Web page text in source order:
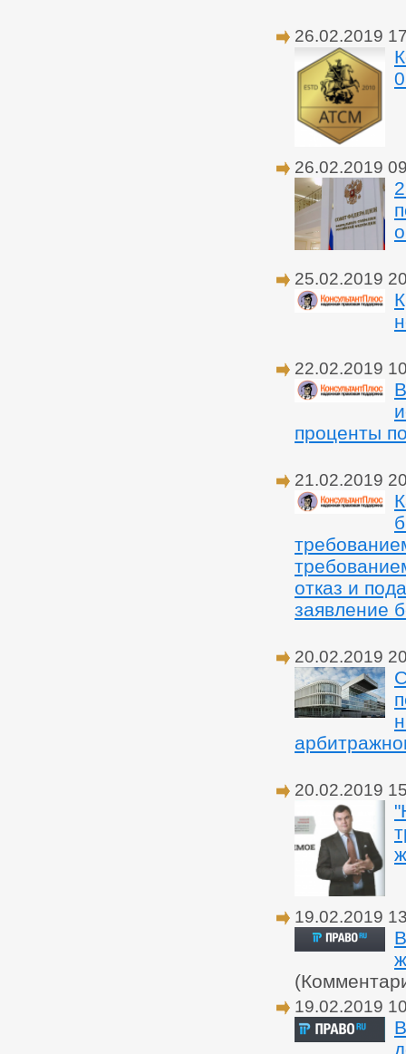
26.02.2019
26.02.2019
25.02.2019
22.02.2019
проценты
21.02.2019
отказ и
заявление
20.02.2019
20.02.2019
19.02.2019
19.02.2019